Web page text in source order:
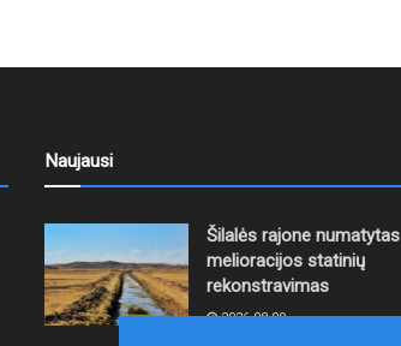
Naujausi
Šilalės rajone numatytas
melioracijos statinių
rekonstravimas
2026-08-09